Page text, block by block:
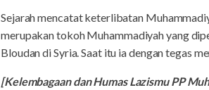
Sejarah mencatat keterlibatan
merupakan tokoh Muhammadiyah yang
Bloudan di Syria. Saat itu ia dengan tegas
[Kelembagaan dan Humas Lazismu PP